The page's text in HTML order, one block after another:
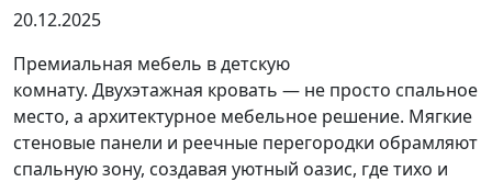
20.12.2025
Премиальная мебель в детскую
комнату. Двухэтажная кровать — не просто спальное
место, а архитектурное мебельное решение. Мягкие
стеновые панели и реечные перегородки обрамляют
спальную зону, создавая уютный оазис, где тихо и